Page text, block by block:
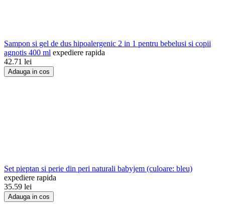
Sampon si gel de dus hipoalergenic 2 in 1 pentru bebelusi si copii
agnotis 400 ml expediere rapida
42.71 lei
Adauga in cos
Set pieptan si perie din peri naturali babyjem (culoare: bleu)
expediere rapida
35.59 lei
Adauga in cos